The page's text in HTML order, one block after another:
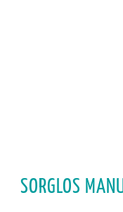
auf die Schaltfläche
SORGLOS